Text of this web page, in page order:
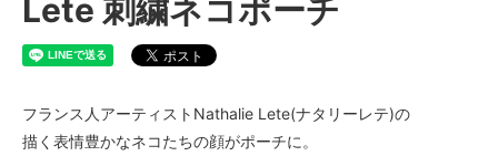
Lete 刺繍ネコポーチ
フランス人アーティストNathalie Lete(ナタリーレテ)の
描く表情豊かなネコたちの顔がポーチに。